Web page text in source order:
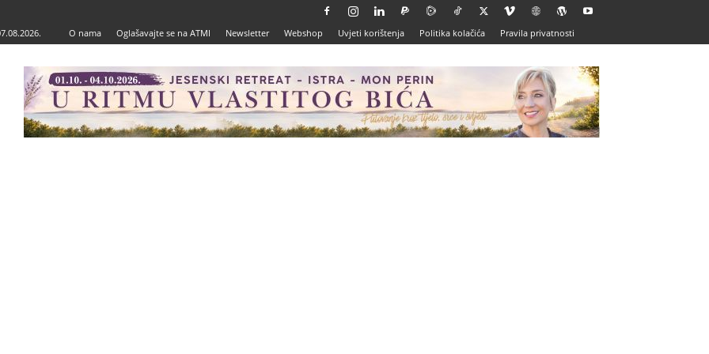
O nama Oglašavajte se na ATMI Newsletter Webshop Uvjeti korištenja Politika kolačića Pravila privatnosti